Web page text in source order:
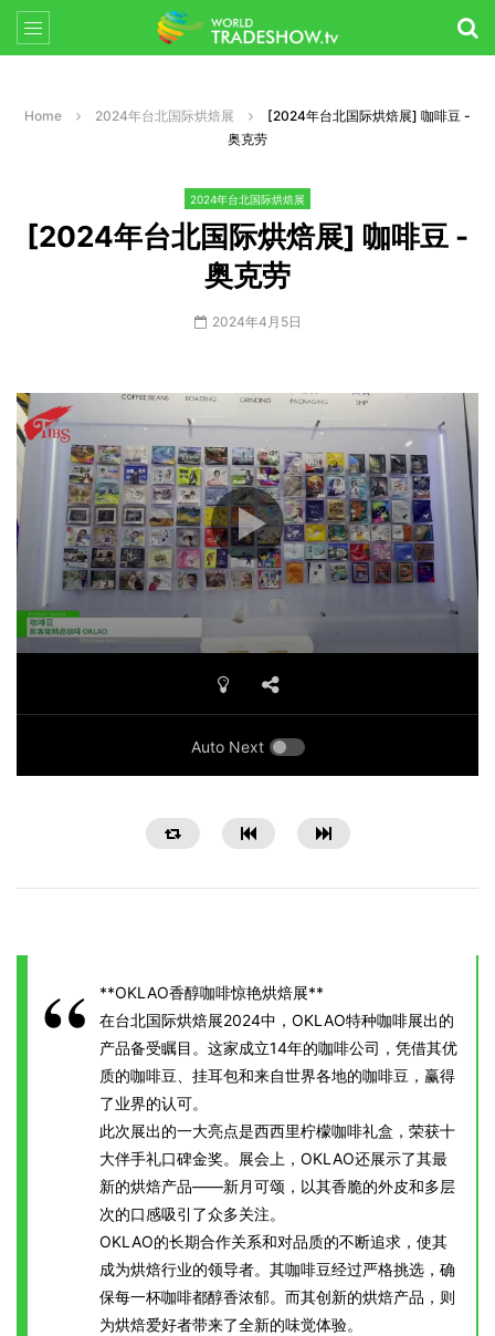
Home 2024年台北国际烘焙展
[2024年台北国际烘焙展] 咖啡豆 -
奥克劳
2024年台北国际烘焙展
[2024年台北国际烘焙展] 咖啡豆 -
奥克劳
2024年4月5日
Auto Next
**OKLAO香醇咖啡惊艳烘焙展**
在台北国际烘焙展2024中，OKLAO特种咖啡展出的
产品备受瞩目。这家成立14年的咖啡公司，凭借其优
质的咖啡豆、挂耳包和来自世界各地的咖啡豆，赢得
了业界的认可。
此次展出的一大亮点是西西里柠檬咖啡礼盒，荣获十
大伴手礼口碑金奖。展会上，OKLAO还展示了其最
新的烘焙产品——新月可颂，以其香脆的外皮和多层
次的口感吸引了众多关注。
OKLAO的长期合作关系和对品质的不断追求，使其
成为烘焙行业的领导者。其咖啡豆经过严格挑选，确
保每一杯咖啡都醇香浓郁。而其创新的烘焙产品，则
为烘焙爱好者带来了全新的味觉体验。